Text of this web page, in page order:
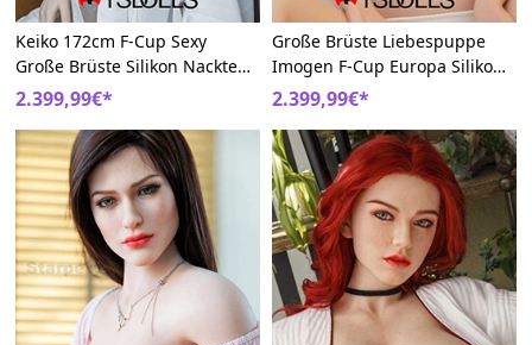
Keiko 172cm F-Cup Sexy
Große Brüste Silikon Nackte
Vaginas Sexpuppe
2.399,99€*
Große Brüste Liebespuppe
Imogen F-Cup Europa Silikon
172cm Schöne Nackte
Mädchen Doll
2.399,99€*